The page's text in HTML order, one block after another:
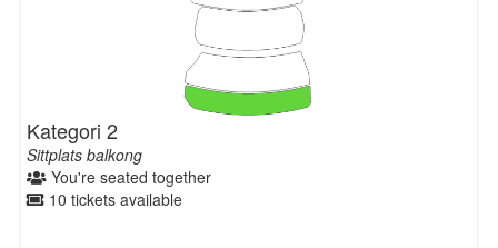
Kategori 2
Sittplats balkong
You're seated together
10 tickets available